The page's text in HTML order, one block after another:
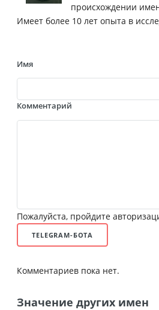
происхождении
Имеет более 10 лет опыта в
Имя
Комментарий
Пожалуйста, пройдите
TELEGRAM-БОТА
Комментариев пока нет.
Значение других имен